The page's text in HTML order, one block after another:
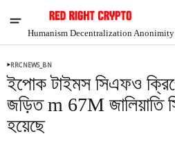
Humanism Decentralization Anonimity
RRCNEWS_BN
ইপোক টাইমস সিএফও
জড়িত m 67M জালিয়াতি
হয়েছে